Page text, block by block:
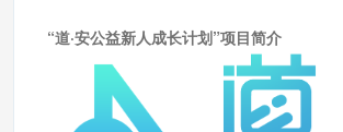
“道·安公益新人成长计划”项目简介